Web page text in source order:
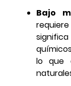
Bajo
lo que